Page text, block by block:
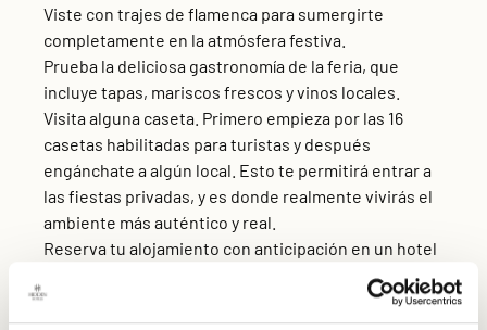
Viste con trajes de flamenca para sumergirte
completamente en la atmósfera festiva.
Prueba la deliciosa gastronomía de la feria, que
incluye tapas, mariscos frescos y vinos locales.
Visita alguna caseta. Primero empieza por las 16
casetas habilitadas para turistas y después
engánchate a algún local. Esto te permitirá entrar a
las fiestas privadas, y es donde realmente vivirás el
ambiente más auténtico y real.
Reserva tu alojamiento con anticipación en un hotel
cercano a la Feria de Abril, como el Hotel Gravina 51,
para asegurarte de tener un lugar cómodo donde
descansar después de un día lleno de diversión.